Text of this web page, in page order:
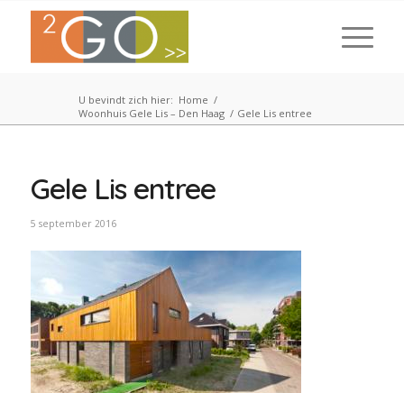
U bevindt zich hier: Home /
Woonhuis Gele Lis – Den Haag / Gele Lis entree
Gele Lis entree
5 september 2016